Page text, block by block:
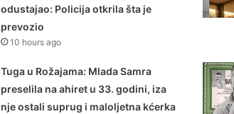
odustajao: Policija otkrila šta je
prevozio
10 hours ago
Tuga u Rožajama: Mlada Samra
preselila na ahiret u 33. godini, iza
nje ostali suprug i maloljetna kćerka